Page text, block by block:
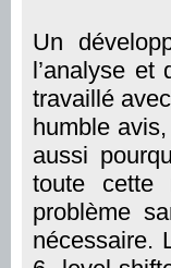
Un
l’analyse
travaillé
humble
aussi
toute cette
problème
nécessaire.